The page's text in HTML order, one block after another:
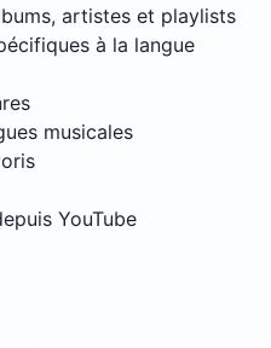
artistes et playlists
à la langue
musicales
YouTube